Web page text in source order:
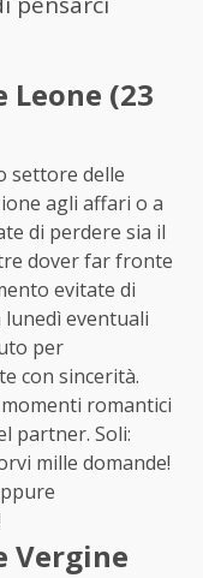
Leone (23
settore delle
agli affari o a
di perdere sia il
dover far fronte
evitate di
eventuali
per
con sincerità.
romantici
partner. Soli:
mille domande!
Vergine